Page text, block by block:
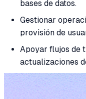
bases de datos.
Gestionar
provisión de
Apoyar flujos de
actualizaciones